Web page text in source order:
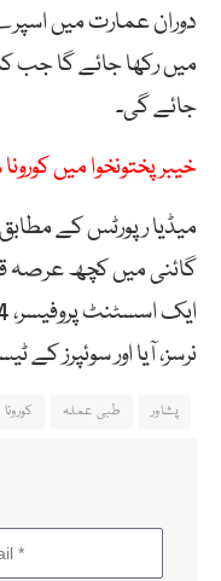
دوران عمارت میں
میں رکھا جائے گا جب
جائے گی۔
خیبر پختونخوا میں کورونا سے
میڈیا رپورٹس کے
گائنی میں کچھ
نرسز، آیا اور سوئپرز
پشاور طبی عملہ کورونا